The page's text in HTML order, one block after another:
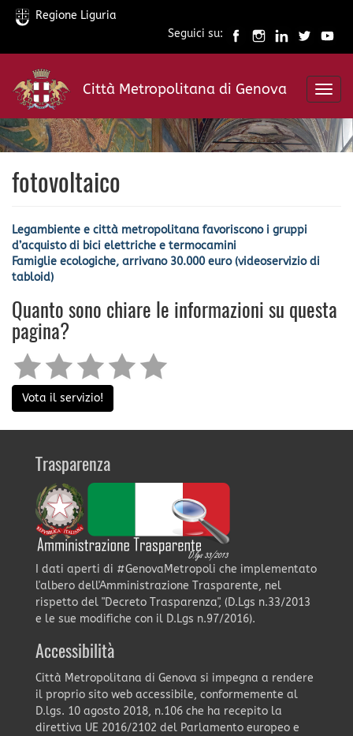
Salta
contenuto
principale
Regione Liguria
Seguici su:
Città Metropolitana di Genova
fotovoltaico
Legambiente e città metropolitana favoriscono i gruppi
d’acquisto di bici elettriche e termocamini
Famiglie ecologiche, arrivano 30.000 euro (videoservizio di
tabloid)
Quanto sono chiare le informazioni su questa
pagina?
Vota il servizio!
Trasparenza
I dati aperti di #GenovaMetropoli che implementato
l'albero dell'Amministrazione Trasparente, nel
rispetto del "Decreto Trasparenza", (D.Lgs n.33/2013
e le sue modifiche con il D.Lgs n.97/2016).
Accessibilità
Città Metropolitana di Genova si impegna a rendere
il proprio sito web accessibile, conformemente al
D.lgs. 10 agosto 2018, n.106 che ha recepito la
direttiva UE 2016/2102 del Parlamento europeo e